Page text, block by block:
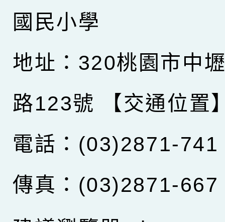
國民小學
地址：320桃園市中
路123號
【交通位置
電話：(03)2871-741
傳真：(03)2871-667